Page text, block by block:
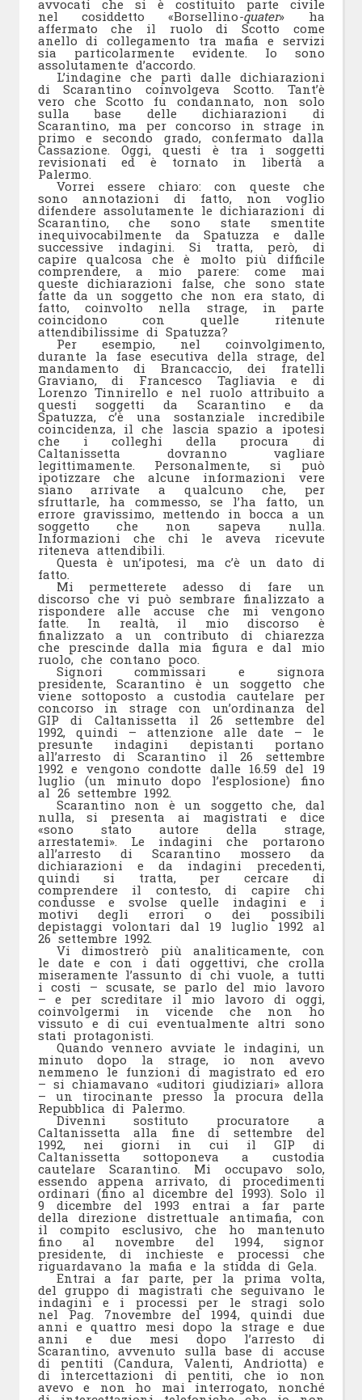
avvocati che si è costituito parte civile
nel cosiddetto «Borsellino-quater» ha
affermato che il ruolo di Scotto come
anello di collegamento tra mafia e servizi
sia particolarmente evidente. Io sono
assolutamente d’accordo.
L’indagine che partì dalle dichiarazioni
di Scarantino coinvolgeva Scotto. Tant’è
vero che Scotto fu condannato, non solo
sulla base delle dichiarazioni di
Scarantino, ma per concorso in strage in
primo e secondo grado, confermato dalla
Cassazione. Oggi, questi è tra i soggetti
revisionati ed è tornato in libertà a
Palermo.
Vorrei essere chiaro: con queste che
sono annotazioni di fatto, non voglio
difendere assolutamente le dichiarazioni di
Scarantino, che sono state smentite
inequivocabilmente da Spatuzza e dalle
successive indagini. Si tratta, però, di
capire qualcosa che è molto più difficile
comprendere, a mio parere: come mai
queste dichiarazioni false, che sono state
fatte da un soggetto che non era stato, di
fatto, coinvolto nella strage, in parte
coincidono con quelle ritenute
attendibilissime di Spatuzza?
Per esempio, nel coinvolgimento,
durante la fase esecutiva della strage, del
mandamento di Brancaccio, dei fratelli
Graviano, di Francesco Tagliavia e di
Lorenzo Tinnirello e nel ruolo attribuito a
questi soggetti da Scarantino e da
Spatuzza, c’è una sostanziale incredibile
coincidenza, il che lascia spazio a ipotesi
che i colleghi della procura di
Caltanissetta dovranno vagliare
legittimamente. Personalmente, si può
ipotizzare che alcune informazioni vere
siano arrivate a qualcuno che, per
sfruttarle, ha commesso, se l’ha fatto, un
errore gravissimo, mettendo in bocca a un
soggetto che non sapeva nulla.
Informazioni che chi le aveva ricevute
riteneva attendibili.
Questa è un’ipotesi, ma c’è un dato di
fatto.
Mi permetterete adesso di fare un
discorso che vi può sembrare finalizzato a
rispondere alle accuse che mi vengono
fatte. In realtà, il mio discorso è
finalizzato a un contributo di chiarezza
che prescinde dalla mia figura e dal mio
ruolo, che contano poco.
Signori commissari e signora
presidente, Scarantino è un soggetto che
viene sottoposto a custodia cautelare per
concorso in strage con un’ordinanza del
GIP di Caltanissetta il 26 settembre del
1992, quindi – attenzione alle date – le
presunte indagini depistanti portano
all’arresto di Scarantino il 26 settembre
1992 e vengono condotte dalle 16.59 del 19
luglio (un minuto dopo l’esplosione) fino
al 26 settembre 1992.
Scarantino non è un soggetto che, dal
nulla, si presenta ai magistrati e dice
«sono stato autore della strage,
arrestatemi». Le indagini che portarono
all’arresto di Scarantino mossero da
dichiarazioni e da indagini precedenti,
quindi si tratta, per cercare di
comprendere il contesto, di capire chi
condusse e svolse quelle indagini e i
motivi degli errori o dei possibili
depistaggi volontari dal 19 luglio 1992 al
26 settembre 1992.
Vi dimostrerò più analiticamente, con
le date e con i dati oggettivi, che crolla
miseramente l’assunto di chi vuole, a tutti
i costi – scusate, se parlo del mio lavoro
– e per screditare il mio lavoro di oggi,
coinvolgermi in vicende che non ho
vissuto e di cui eventualmente altri sono
stati protagonisti.
Quando vennero avviate le indagini, un
minuto dopo la strage, io non avevo
nemmeno le funzioni di magistrato ed ero
– si chiamavano «uditori giudiziari» allora
– un tirocinante presso la procura della
Repubblica di Palermo.
Divenni sostituto procuratore a
Caltanissetta alla fine di settembre del
1992, nei giorni in cui il GIP di
Caltanissetta sottoponeva a custodia
cautelare Scarantino. Mi occupavo solo,
essendo appena arrivato, di procedimenti
ordinari (fino al dicembre del 1993). Solo il
9 dicembre del 1993 entrai a far parte
della direzione distrettuale antimafia, con
il compito esclusivo, che ho mantenuto
fino al novembre del 1994, signor
presidente, di inchieste e processi che
riguardavano la mafia e la stidda di Gela.
Entrai a far parte, per la prima volta,
del gruppo di magistrati che seguivano le
indagini e i processi per le stragi solo
nelPag. 7novembre del 1994, quindi due
anni e quattro mesi dopo la strage e due
anni e due mesi dopo l’arresto di
Scarantino, avvenuto sulla base di accuse
di pentiti (Candura, Valenti, Andriotta) e
di intercettazioni di pentiti, che io non
avevo e non ho mai interrogato, nonché